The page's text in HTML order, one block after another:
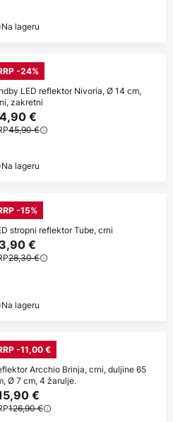
Na lageru
-24%
LED reflektor Nivoria, Ø 14 cm,
zakretni
€
45,90 €
Na lageru
-15%
stropni reflektor Tube, crni
€
28,30 €
Na lageru
-11,00 €
Arcchio Brinja, crni, duljine 65
Ø 7 cm, 4 žarulje.
€
126,90 €